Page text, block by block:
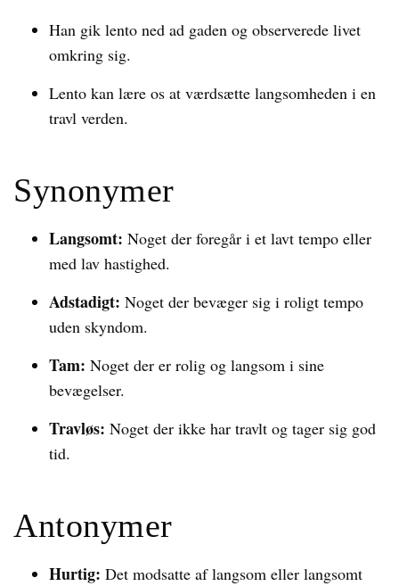
Han gik lento ned ad gaden og observerede livet
omkring sig.
Lento kan lære os at værdsætte langsomheden i en
travl verden.
Synonymer
Langsomt: Noget der foregår i et lavt tempo eller
med lav hastighed.
Adstadigt: Noget der bevæger sig i roligt tempo
uden skyndom.
Tam: Noget der er rolig og langsom i sine
bevægelser.
Travløs: Noget der ikke har travlt og tager sig god
tid.
Antonymer
Hurtig: Det modsatte af langsom eller langsomt